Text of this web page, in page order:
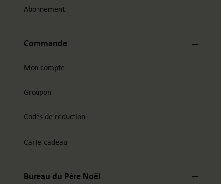
Abonnement
Commande
Mon compte
Groupon
Codes de réduction
Carte-cadeau
Bureau du Père Noël